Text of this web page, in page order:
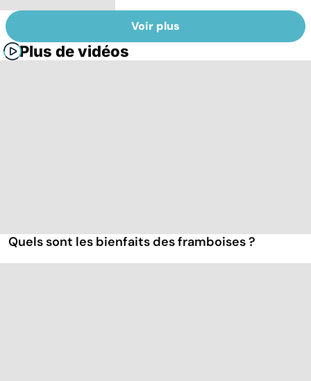
Voir plus
Plus de vidéos
Quels sont les bienfaits des framboises ?